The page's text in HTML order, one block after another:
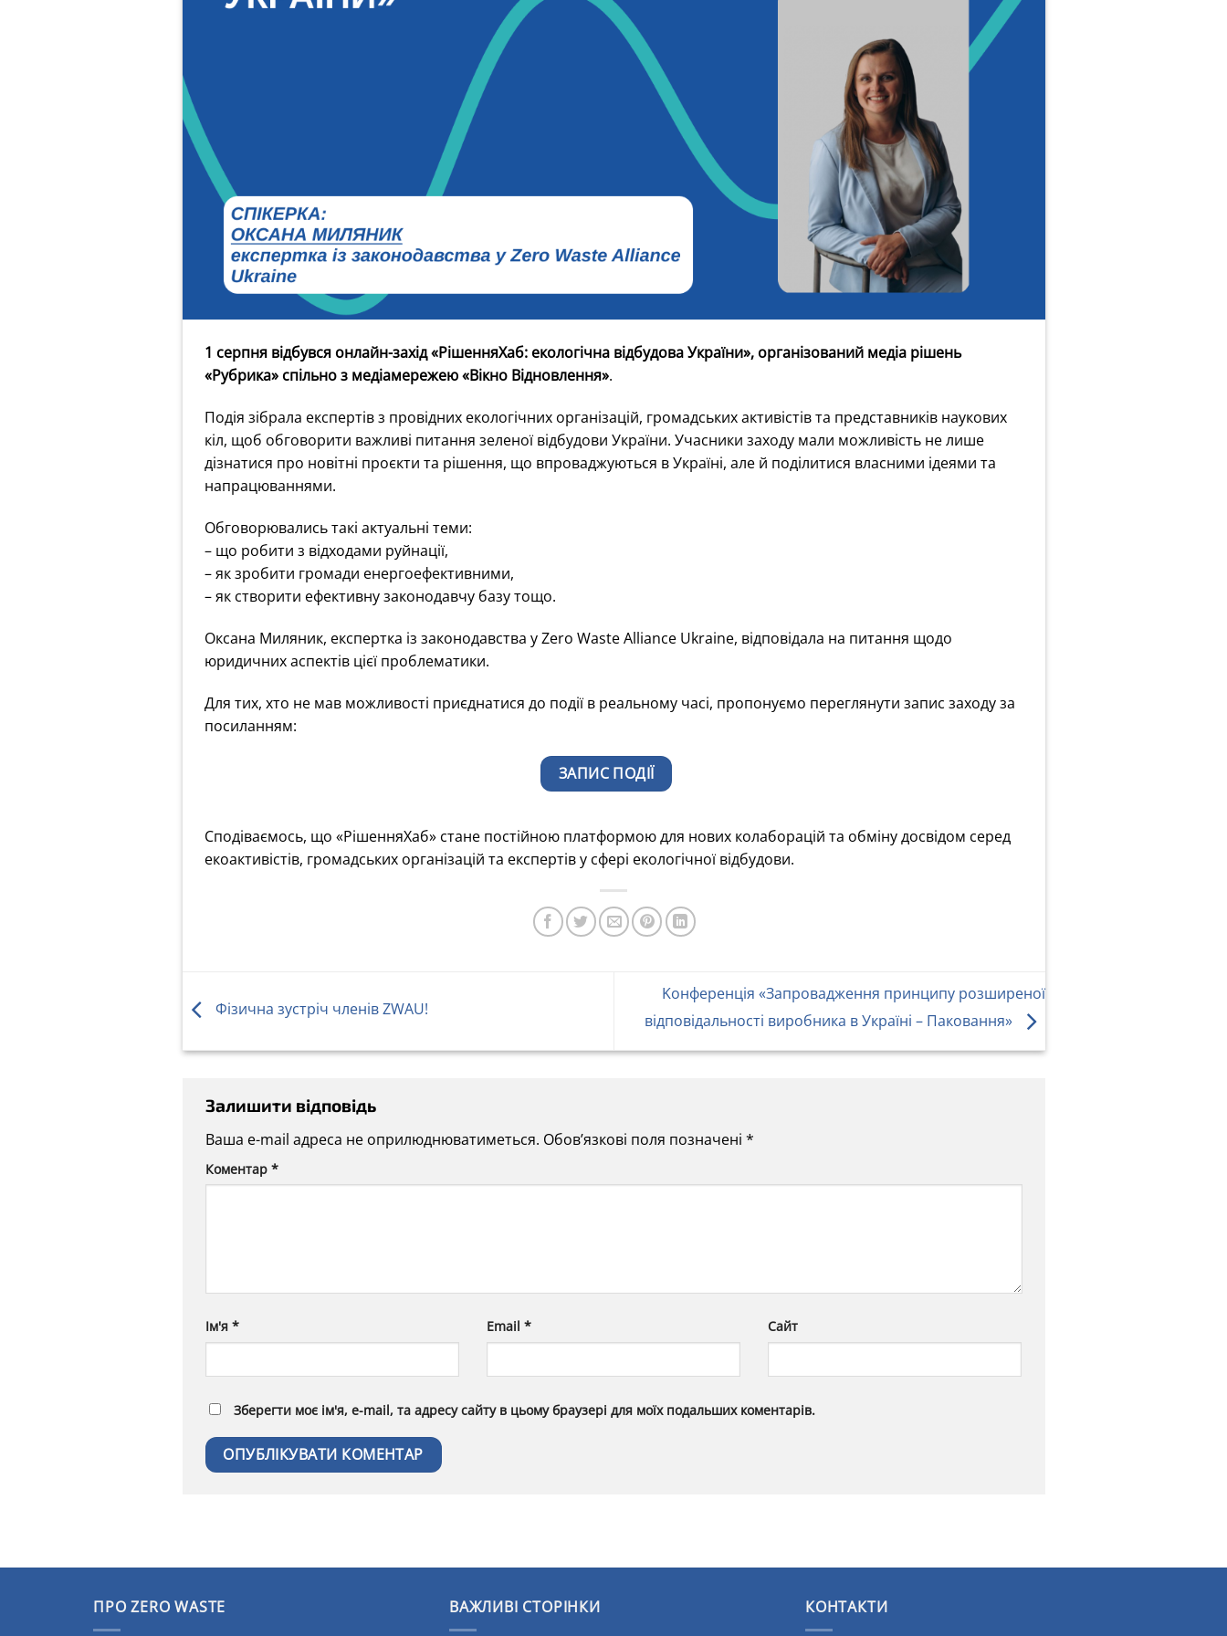
1 серпня відбувся онлайн-захід «РішенняХаб: екологічна відбудова України», організований медіа рішень
«Рубрика» спільно з медіамережею «Вікно Відновлення».
Подія зібрала експертів з провідних екологічних організацій, громадських активістів та представників наукових
кіл, щоб обговорити важливі питання зеленої відбудови України. Учасники заходу мали можливість не лише
дізнатися про новітні проєкти та рішення, що впроваджуються в Україні, але й поділитися власними ідеями та
напрацюваннями.
Обговорювались такі актуальні теми:
– що робити з відходами руйнації,
– як зробити громади енергоефективними,
– як створити ефективну законодавчу базу тощо.
Оксана Миляник, експертка із законодавства у Zero Waste Alliance Ukraine, відповідала на питання щодо
юридичних аспектів цієї проблематики.
Для тих, хто не мав можливості приєднатися до події в реальному часі, пропонуємо переглянути запис заходу за
посиланням:
ЗАПИС ПОДІЇ
Сподіваємось, що «РішенняХаб» стане постійною платформою для нових колаборацій та обміну досвідом серед
екоактивістів, громадських організацій та експертів у сфері екологічної відбудови.
Фізична зустріч членів ZWAU!
Kонференція «Запровадження принципу розширеної
відповідальності виробника в Україні – Паковання»
Залишити відповідь
Ваша e-mail адреса не оприлюднюватиметься. Обов’язкові поля позначені *
Коментар *
Ім'я * Email * Сайт
Зберегти моє ім'я, e-mail, та адресу сайту в цьому браузері для моїх подальших коментарів.
Alternative:
ПРО ZERO WASTE ВАЖЛИВІ СТОРІНКИ КОНТАКТИ